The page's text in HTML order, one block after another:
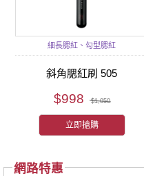
細長腮紅、勾型腮紅
斜角腮紅刷 505
$998 $1,050
立即搶購
網路特惠